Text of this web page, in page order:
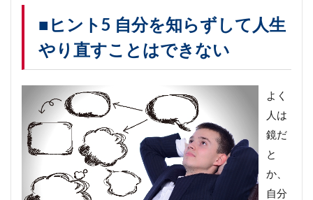
■ヒント5 自分を知らずして人生
やり直すことはできない
よく
人は
鏡だ
と
か、
自分